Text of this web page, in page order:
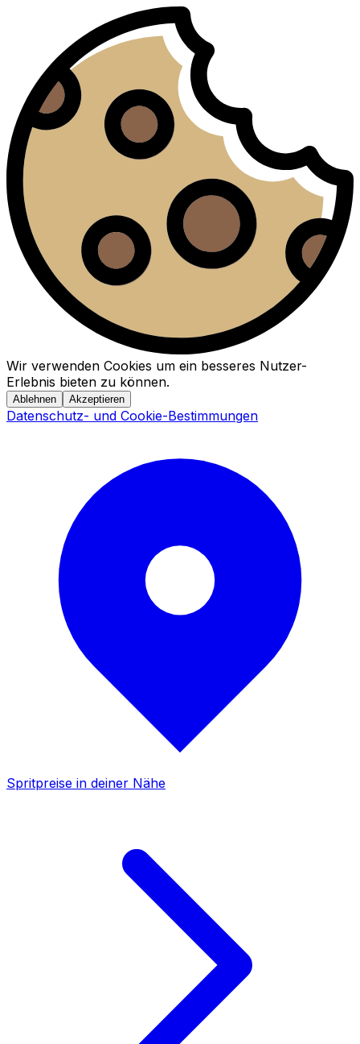
Wir verwenden Cookies um ein besseres Nutzer-
Erlebnis bieten zu können.
Ablehnen Akzeptieren
Datenschutz- und Cookie-Bestimmungen
Spritpreise in deiner Nähe